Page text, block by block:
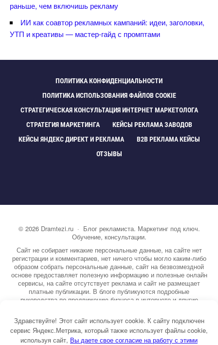
раньше, чем включишь рекламу
ИИ как соавтор рекламных кампаний: идеи, заголовки,
УТП и креативы — мастер-гайд с промптами
ПОЛИТИКА КОНФИДЕНЦИАЛЬНОСТИ
ПОЛИТИКА ИСПОЛЬЗОВАНИЯ ФАЙЛОВ COOKIE
СТРАТЕГИЧЕСКАЯ КОНСУЛЬТАЦИЯ ИНТЕРНЕТ МАРКЕТОЛОГА
СТРАТЕГИЯ МАРКЕТИНГА
КЕЙСЫ РЕКЛАМА ЗАВОДО
КЕЙСЫ ЯНДЕКС ДИРЕКТ И РЕКЛАМА
B2B РЕКЛАМА КЕЙСЫ
ОТЗЫВЫ
© 2026 Dramtezi.ru· Блог рекламиста. Маркетинг под ключ.
Обучение, консультации.
Сайт не собирает никакие персональные данные, на сайте нет
регистрации и комментариев, нет ничего чтобы могло каким-либо
образом собрать персональные данные, сайт на безвозмездной
основе предоставляет полезную информацию и полезные онлайн
сервисы, на сайте отсутствует реклама и сайт не размещает
платные публикации. В блоге публикуются подробные
руководства по продвижению бизнеса в интернете и другие
информацию о маркетинге, рекламе, копирайтинге и другие темы.
На сайте опубликовано более 3000 статей.
Здравствуйте! Этот сайт использует cookie. К сайту подключен
сервис Яндекс.Метрика, который также использует файлы cookie,
используя сайт, ы даете свое согласие на работу с этими